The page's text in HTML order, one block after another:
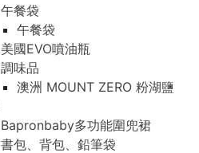
午餐袋
午餐袋
美國EVO噴油瓶
調味品
澳洲 MOUNT ZERO 粉湖鹽
Bapronbaby多功能圍兜裙
書包、背包、鉛筆袋